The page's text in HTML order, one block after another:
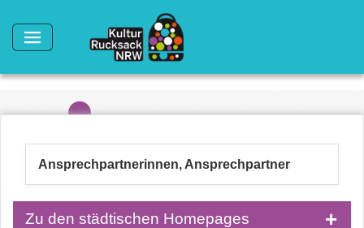
Ansprechpartnerinnen, Ansprechpartner
Zu den städtischen Homepages